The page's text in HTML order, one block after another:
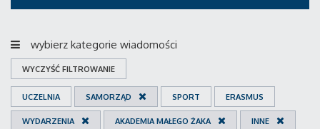
wybierz kategorie wiadomości
WYCZYŚĆ FILTROWANIE
UCZELNIA SAMORZĄD SPORT ERASMUS
WYDARZENIA AKADEMIA MAŁEGO ŻAKA INNE